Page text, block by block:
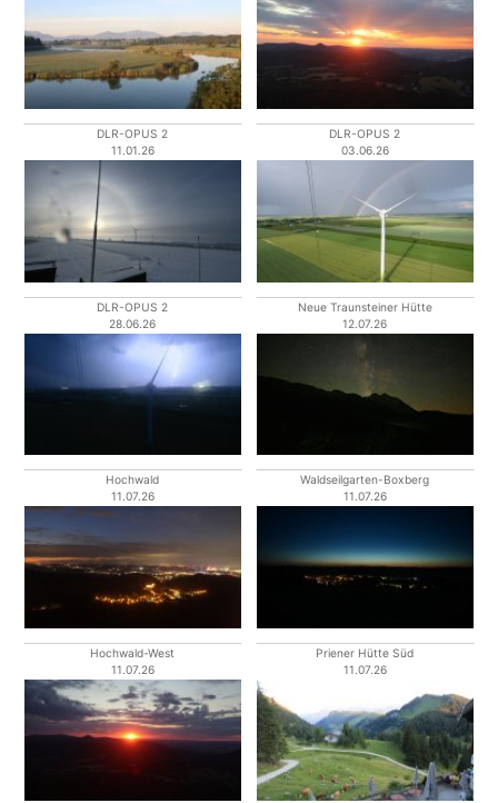
DLR-OPUS 2
11.01.26
DLR-OPUS 2
03.06.26
DLR-OPUS 2
28.06.26
Neue Traunsteiner Hütte
12.07.26
Hochwald
11.07.26
Waldseilgarten-Boxberg
11.07.26
Hochwald-West
11.07.26
Priener Hütte Süd
11.07.26